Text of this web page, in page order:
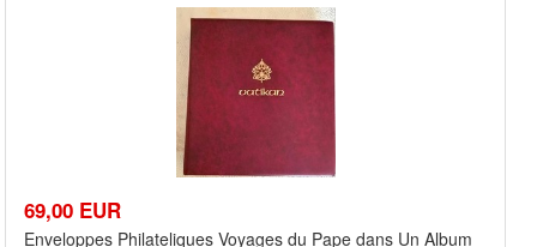
69,00 EUR
Enveloppes Philateliques Voyages du Pape dans Un Album